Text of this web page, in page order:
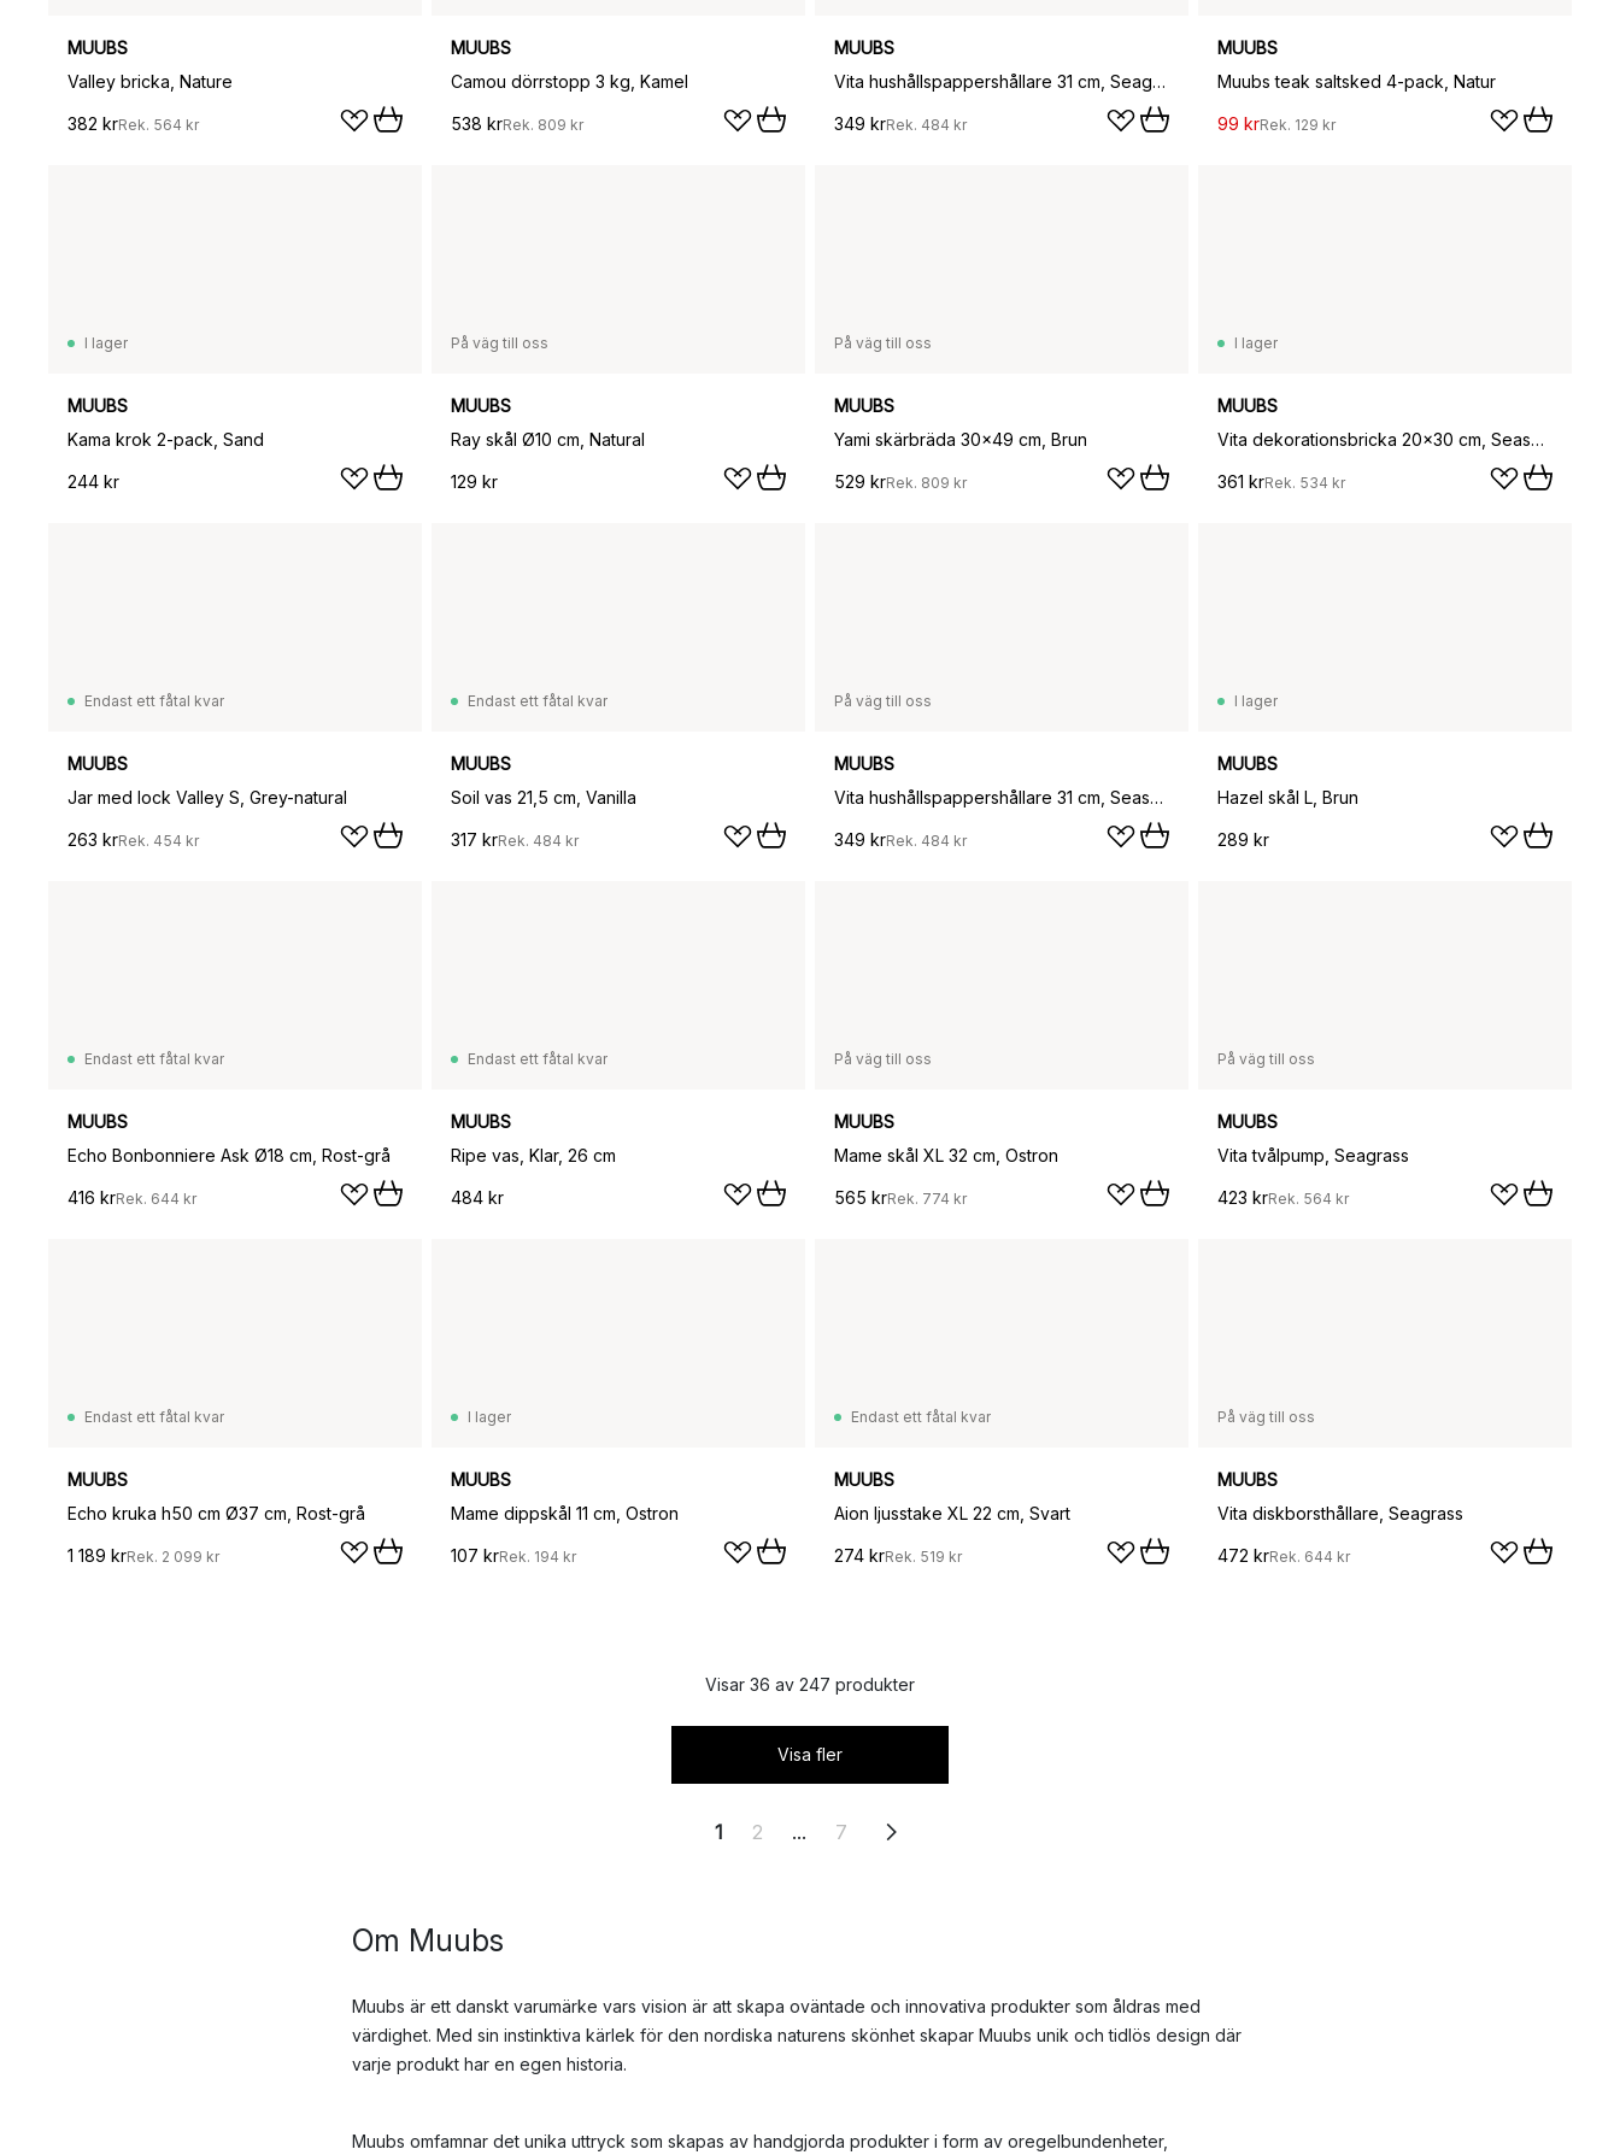
MUUBS
Valley bricka, Nature
382 krRek. 564 kr
MUUBS
Camou dörrstopp 3 kg, Kamel
538 krRek. 809 kr
MUUBS
Vita hushållspappershållare 31 cm, Seagrass
349 krRek. 484 kr
MUUBS
Muubs teak saltsked 4-pack, Natur
99 krRek. 129 kr
I lager
MUUBS
Kama krok 2-pack, Sand
244 kr
På väg till oss
MUUBS
Ray skål Ø10 cm, Natural
129 kr
På väg till oss
MUUBS
Yami skärbräda 30x49 cm, Brun
529 krRek. 809 kr
I lager
MUUBS
Vita dekorationsbricka 20x30 cm, Seashell
361 krRek. 534 kr
Endast ett fåtal kvar
MUUBS
Jar med lock Valley S, Grey-natural
263 krRek. 454 kr
Endast ett fåtal kvar
MUUBS
Soil vas 21,5 cm, Vanilla
317 krRek. 484 kr
På väg till oss
MUUBS
Vita hushållspappershållare 31 cm, Seashell
349 krRek. 484 kr
I lager
MUUBS
Hazel skål L, Brun
289 kr
Endast ett fåtal kvar
MUUBS
Echo Bonbonniere Ask Ø18 cm, Rost-grå
416 krRek. 644 kr
Endast ett fåtal kvar
MUUBS
Ripe vas, Klar, 26 cm
484 kr
På väg till oss
MUUBS
Mame skål XL 32 cm, Ostron
565 krRek. 774 kr
På väg till oss
MUUBS
Vita tvålpump, Seagrass
423 krRek. 564 kr
Endast ett fåtal kvar
MUUBS
Echo kruka h50 cm Ø37 cm, Rost-grå
1 189 krRek. 2 099 kr
I lager
MUUBS
Mame dippskål 11 cm, Ostron
107 krRek. 194 kr
Endast ett fåtal kvar
MUUBS
Aion ljusstake XL 22 cm, Svart
274 krRek. 519 kr
På väg till oss
MUUBS
Vita diskborsthållare, Seagrass
472 krRek. 644 kr
Visar 36 av 247 produkter
Visa fler
1 2 ... 7
Om Muubs
Muubs är ett danskt varumärke vars vision är att skapa oväntade och innovativa produkter som åldras med
värdighet. Med sin instinktiva kärlek för den nordiska naturens skönhet skapar Muubs unik och tidlös design där
varje produkt har en egen historia.
Muubs omfamnar det unika uttryck som skapas av handgjorda produkter i form av oregelbundenheter,